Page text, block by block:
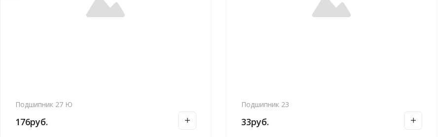
Подшипник 27 Ю
176руб.
Подшипник 23
33руб.